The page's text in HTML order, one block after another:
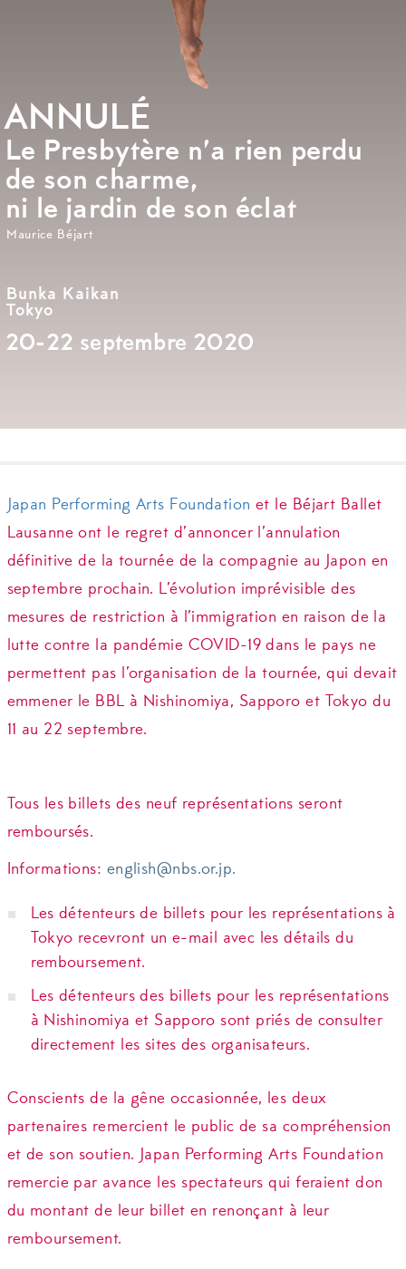
ANNULÉ
Le Presbytère n’a rien perdu
de son charme,
ni le jardin de son éclat
Maurice Béjart
Bunka Kaikan
Tokyo
20-22 septembre 2020
Japan Performing Arts Foundation et le Béjart Ballet
Lausanne ont le regret d’annoncer l’annulation
définitive de la tournée de la compagnie au Japon en
septembre prochain. L’évolution imprévisible des
mesures de restriction à l’immigration en raison de la
lutte contre la pandémie COVID-19 dans le pays ne
permettent pas l’organisation de la tournée, qui devait
emmener le BBL à Nishinomiya, Sapporo et Tokyo du
11 au 22 septembre.
Tous les billets des neuf représentations seront
remboursés.
Informations: english@nbs.or.jp.
Les détenteurs de billets pour les représentations à
Tokyo recevront un e-mail avec les détails du
remboursement.
Les détenteurs des billets pour les représentations
à Nishinomiya et Sapporo sont priés de consulter
directement les sites des organisateurs.
Conscients de la gêne occasionnée, les deux
partenaires remercient le public de sa compréhension
et de son soutien. Japan Performing Arts Foundation
remercie par avance les spectateurs qui feraient don
du montant de leur billet en renonçant à leur
remboursement.